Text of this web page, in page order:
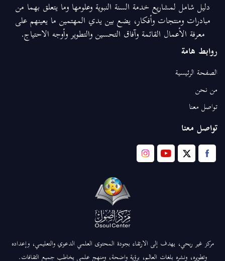
دليل شامل لمشاريع خدمة السنة النبوية وعلومها وما يتعلق بهما من
مبادرات ومنتجات وأفكار، يضع بين يدي المهتمين ما يعينهم على
معرفة الأعمال القائمة وآفاق التحسين والتطوير وأوجه الاحتياج.
روابط هامة
الصفحة الرئيسية
من نحن
تواصل معنا
تواصل معنا
مركز غير ربحي، يهدف إلى الارتقاء بجودة المحتوى العلمي الدعوي والتعليمي، وإعداده
وتطويره، ونشره بلغات العالم، برؤية واضحة، ومنهج علمي يخاطب جميع الثقافات.